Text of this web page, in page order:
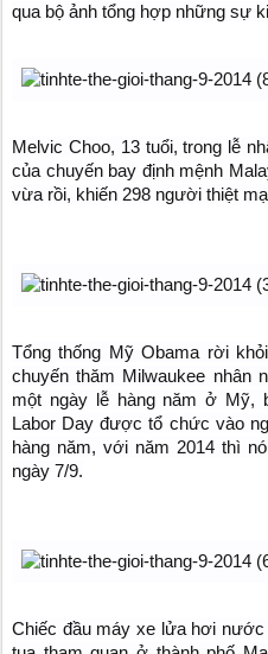
qua bộ ảnh tổng hợp những sự
Melvic Choo, 13 tuổi, trong lễ
của chuyến bay định mệnh
vừa rồi, khiến 298 người thiệt
Tổng thống Mỹ Obama rời
chuyến thăm Milwaukee nhân
một ngày lễ hàng năm ở Mỹ,
Labor Day được tổ chức vào
hàng năm, với năm 2014 thì
ngày 7/9.
Chiếc đầu máy xe lửa hơi